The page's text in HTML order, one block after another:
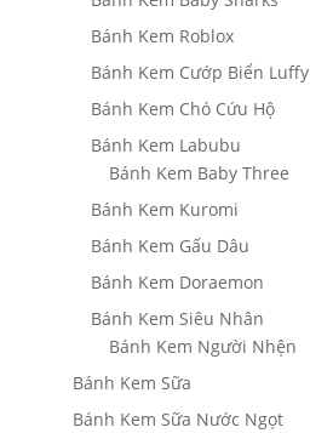
Bánh Kem Roblox
Bánh Kem Cướp Biển Luffy
Bánh Kem Chó Cứu Hộ
Bánh Kem Labubu
Bánh Kem Baby Three
Bánh Kem Kuromi
Bánh Kem Gấu Dâu
Bánh Kem Doraemon
Bánh Kem Siêu Nhân
Bánh Kem Người Nhện
Bánh Kem Sữa
Bánh Kem Sữa Nước Ngọt